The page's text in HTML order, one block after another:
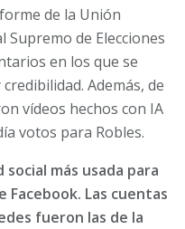
de la Unión
de Elecciones
en los que se
Además, de
vídeos hechos con IA
votos para Robles.
más usada para
Las cuentas
fueron las de la